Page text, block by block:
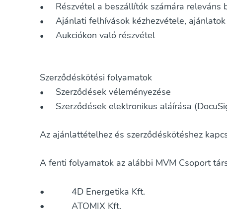
• Részvétel a beszállítók számára releváns
• Ajánlati felhívások kézhezvétele,
• Aukciókon való részvétel
Szerződéskötési folyamatok
• Szerződések véleményezése
• Szerződések elektronikus aláírása
Az ajánlattételhez és szerződéskötéshez
A fenti folyamatok az alábbi MVM Csoport
• 4D Energetika Kft.
• ATOMIX Kft.